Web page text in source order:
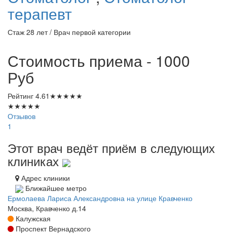
терапевт
Стаж 28 лет / Врач первой категории
Стоимость приема - 1000
Руб
Рейтинг 4.61 ★★★★★
★★★★★
Отзывов
1
Этот врач ведёт приём в следующих
клиниках
Адрес клиники
Ближайшее метро
Ермолаева Лариса Александровна на улице Кравченко
Москва, Кравченко д.14
Калужская
Проспект Вернадского